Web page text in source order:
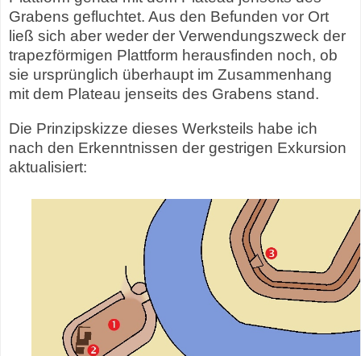
Grabens gefluchtet. Aus den Befunden vor Ort
ließ sich aber weder der Verwendungszweck der
trapezförmigen Plattform herausfinden noch, ob
sie ursprünglich überhaupt im Zusammenhang
mit dem Plateau jenseits des Grabens stand.
Die Prinzipskizze dieses Werksteils habe ich
nach den Erkenntnissen der gestrigen Exkursion
aktualisiert: